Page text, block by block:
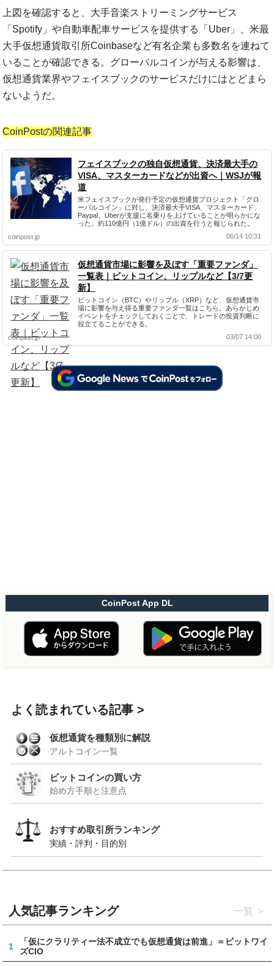
上図を確認すると、大手音楽ストリーミングサービス
「Spotify」や自動車配車サービスを提供する「Uber」、米最
大手仮想通貨取引所Coinbaseなど有名企業も多数名を連ねて
いることが確認できる。グローバルコインが与える影響は、
仮想通貨業界やフェイスブックのサービスだけにはとどまら
ないようだ。
CoinPostの関連記事
フェイスブックの独自仮想通貨、決済最大手の
VISA、マスターカードなどが出資へ｜WSJが報
道
米フェイスブックが発行予定の仮想通貨プロジェクト「グロ
ーバルコイン」に対し、決済最大手VISA、マスターカード、
Paypal、Uberが支援に名乗りを上げていることが明らかにな
った。約110億円（1億ドル）の出資を行うと報じられた。
coinpost.jp
06/14 10:31
仮想通貨市場に影響を及ぼす「重要ファンダ」
一覧表｜ビットコイン、リップルなど【3/7更
新】
ビットコイン（BTC）やリップル（XRP）など、仮想通貨市
場に影響を与え得る重要ファンダ一覧はこちら。あらかじめ
イベントをチェックしておくことで、トレードの投資判断に
役立てることができる。
coinpost.jp
03/07 14:00
CoinPost App DL
よく読まれている記事
仮想通貨を種類別に解説
アルトコイン一覧
ビットコインの買い方
始め方手順と注意点
おすすめ取引所ランキング
実績・評判・目的別
人気記事ランキング 一覧
1
「仮にクラリティー法不成立でも仮想通貨は前進」＝ビットワイ
ズCIO